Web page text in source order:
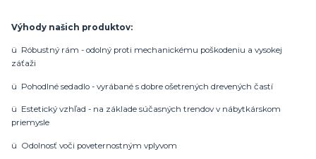
Výhody našich produktov:
ü Róbustný rám - odolný proti mechanickému poškodeniu a vysokej
záťaži
ü Pohodlné sedadlo - vyrábané s dobre ošetrených drevených častí
ü Estetický vzhľad - na základe súčasných trendov v nábytkárskom
priemysle
ü Odolnosť voči poveternostným vplyvom